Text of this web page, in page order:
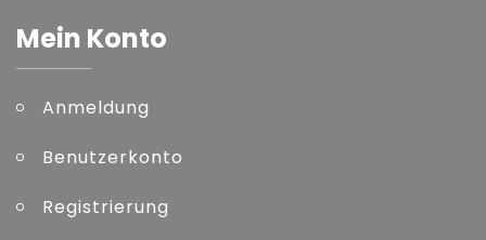
Mein Konto
Anmeldung
Benutzerkonto
Registrierung